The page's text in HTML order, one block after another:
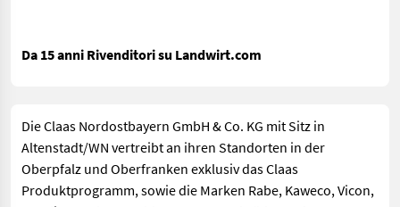
Da 15 anni Rivenditori su Landwirt.com
Die Claas Nordostbayern GmbH & Co. KG mit Sitz in
Altenstadt/WN vertreibt an ihren Standorten in der
Oberpfalz und Oberfranken exklusiv das Claas
Produktprogramm, sowie die Marken Rabe, Kaweco, Vicon,